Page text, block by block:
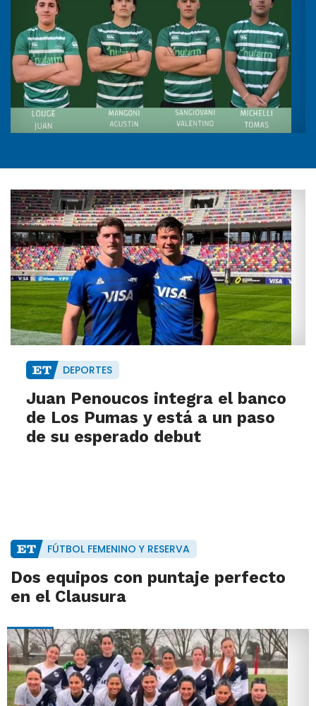
DEPORTES
Juan Penoucos integra el banco
de Los Pumas y está a un paso
de su esperado debut
FÚTBOL FEMENINO Y RESERVA
Dos equipos con puntaje perfecto
en el Clausura